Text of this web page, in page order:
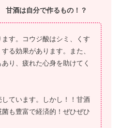
甘酒は自分で作るもの！？
す。コウジ酸はシミ、くす
る効果があります。また、
り、疲れた心身を助けてく
ています。しかし！！甘酒
も豊富で経済的！ぜひぜひ